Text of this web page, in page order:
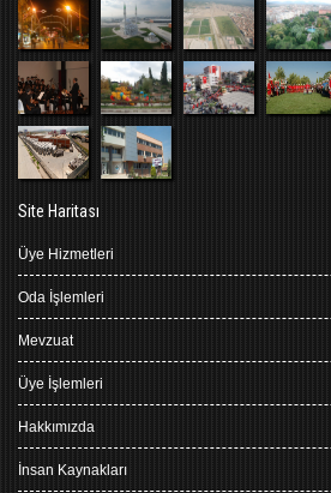
Site Haritası
Üye Hizmetleri
Oda İşlemleri
Mevzuat
Üye İşlemleri
Hakkımızda
İnsan Kaynakları